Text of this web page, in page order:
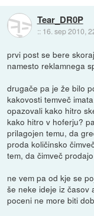
Tear_DR0P
:: 16. sep 2010,
prvi post se bere
namesto reklamnega
drugače pa je že bilo
kakovosti temveč
opazovali kako hitro
kako hitro v hoferju?
prilagojen temu, da
proda količinsko
tem, da čimveč
ne vem pa od kje se
še neke ideje iz časov
poceni ne more biti